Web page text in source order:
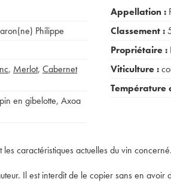
Philippe
, Merlot, Cabernet
en gibelotte, Axoa
Appellation :
Classement :
Propriétaire :
Viticulture :
Température
caractéristiques actuelles du vin concerné.
Il est interdit de le copier sans en